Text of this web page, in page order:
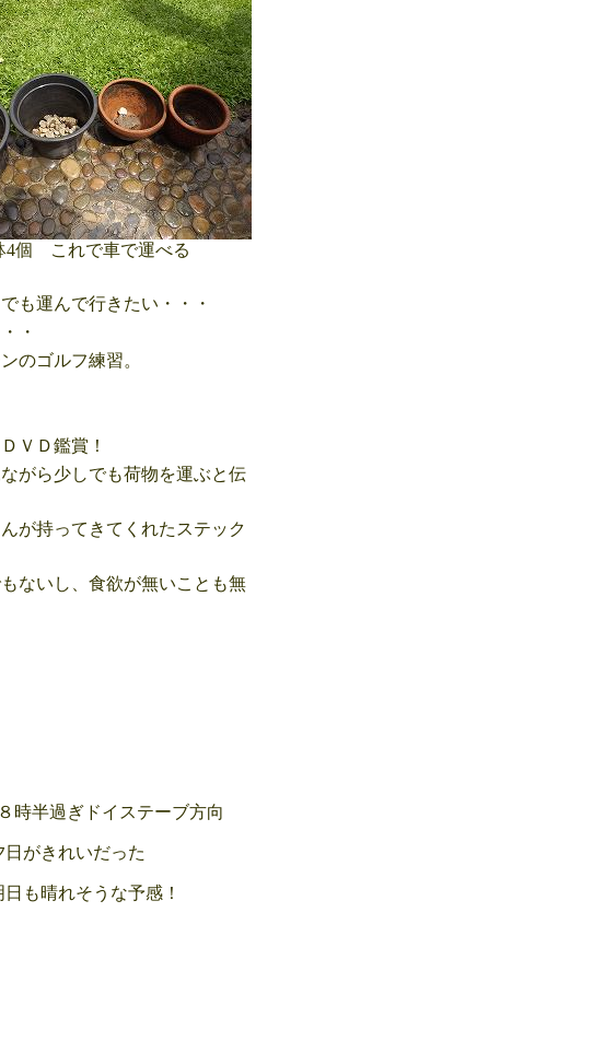
個 これで車で運べる
も運んで行きたい・・・
・
のゴルフ練習。
ＶＤ鑑賞！
がら少しでも荷物を運ぶと伝
が持ってきてくれたステック
ないし、食欲が無いことも無
時半過ぎドイステーブ方向
がきれいだった
も晴れそうな予感！